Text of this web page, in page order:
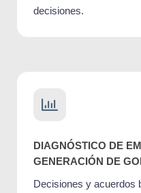
decisiones.
DIAGNÓSTICO DE
GENERACIÓN DE
Decisiones y acuerdos